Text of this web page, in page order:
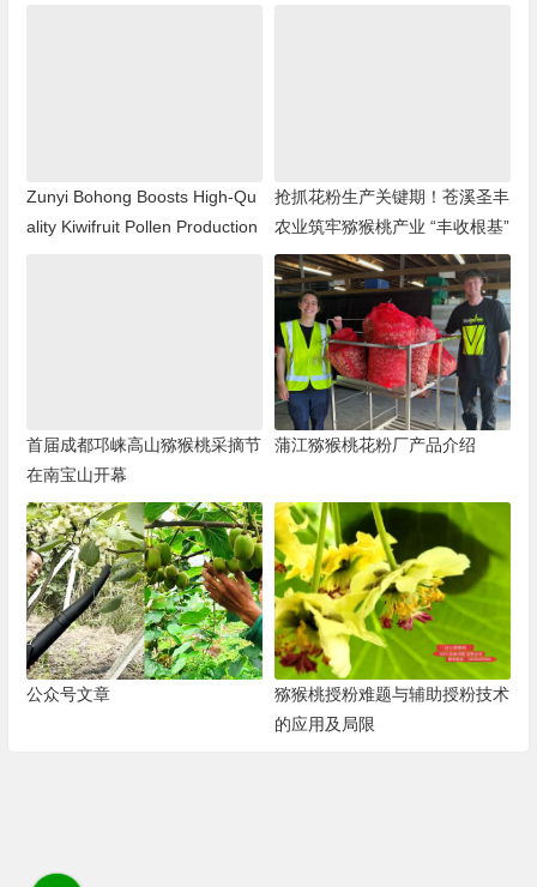
Zunyi Bohong Boosts High-Qu
ality Kiwifruit Pollen Production
抢抓花粉生产关键期！苍溪圣丰
农业筑牢猕猴桃产业 “丰收根基”
首届成都邛崃高山猕猴桃采摘节
在南宝山开幕
蒲江猕猴桃花粉厂产品介绍
公众号文章
猕猴桃授粉难题与辅助授粉技术
的应用及局限